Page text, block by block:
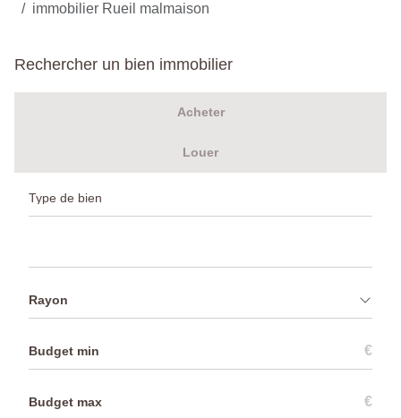
immobilier Rueil malmaison
Rechercher un bien immobilier
Acheter
Louer
Rayon
€
€